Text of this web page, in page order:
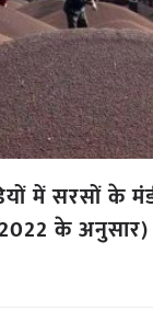
में सरसों के
के अनुसार)